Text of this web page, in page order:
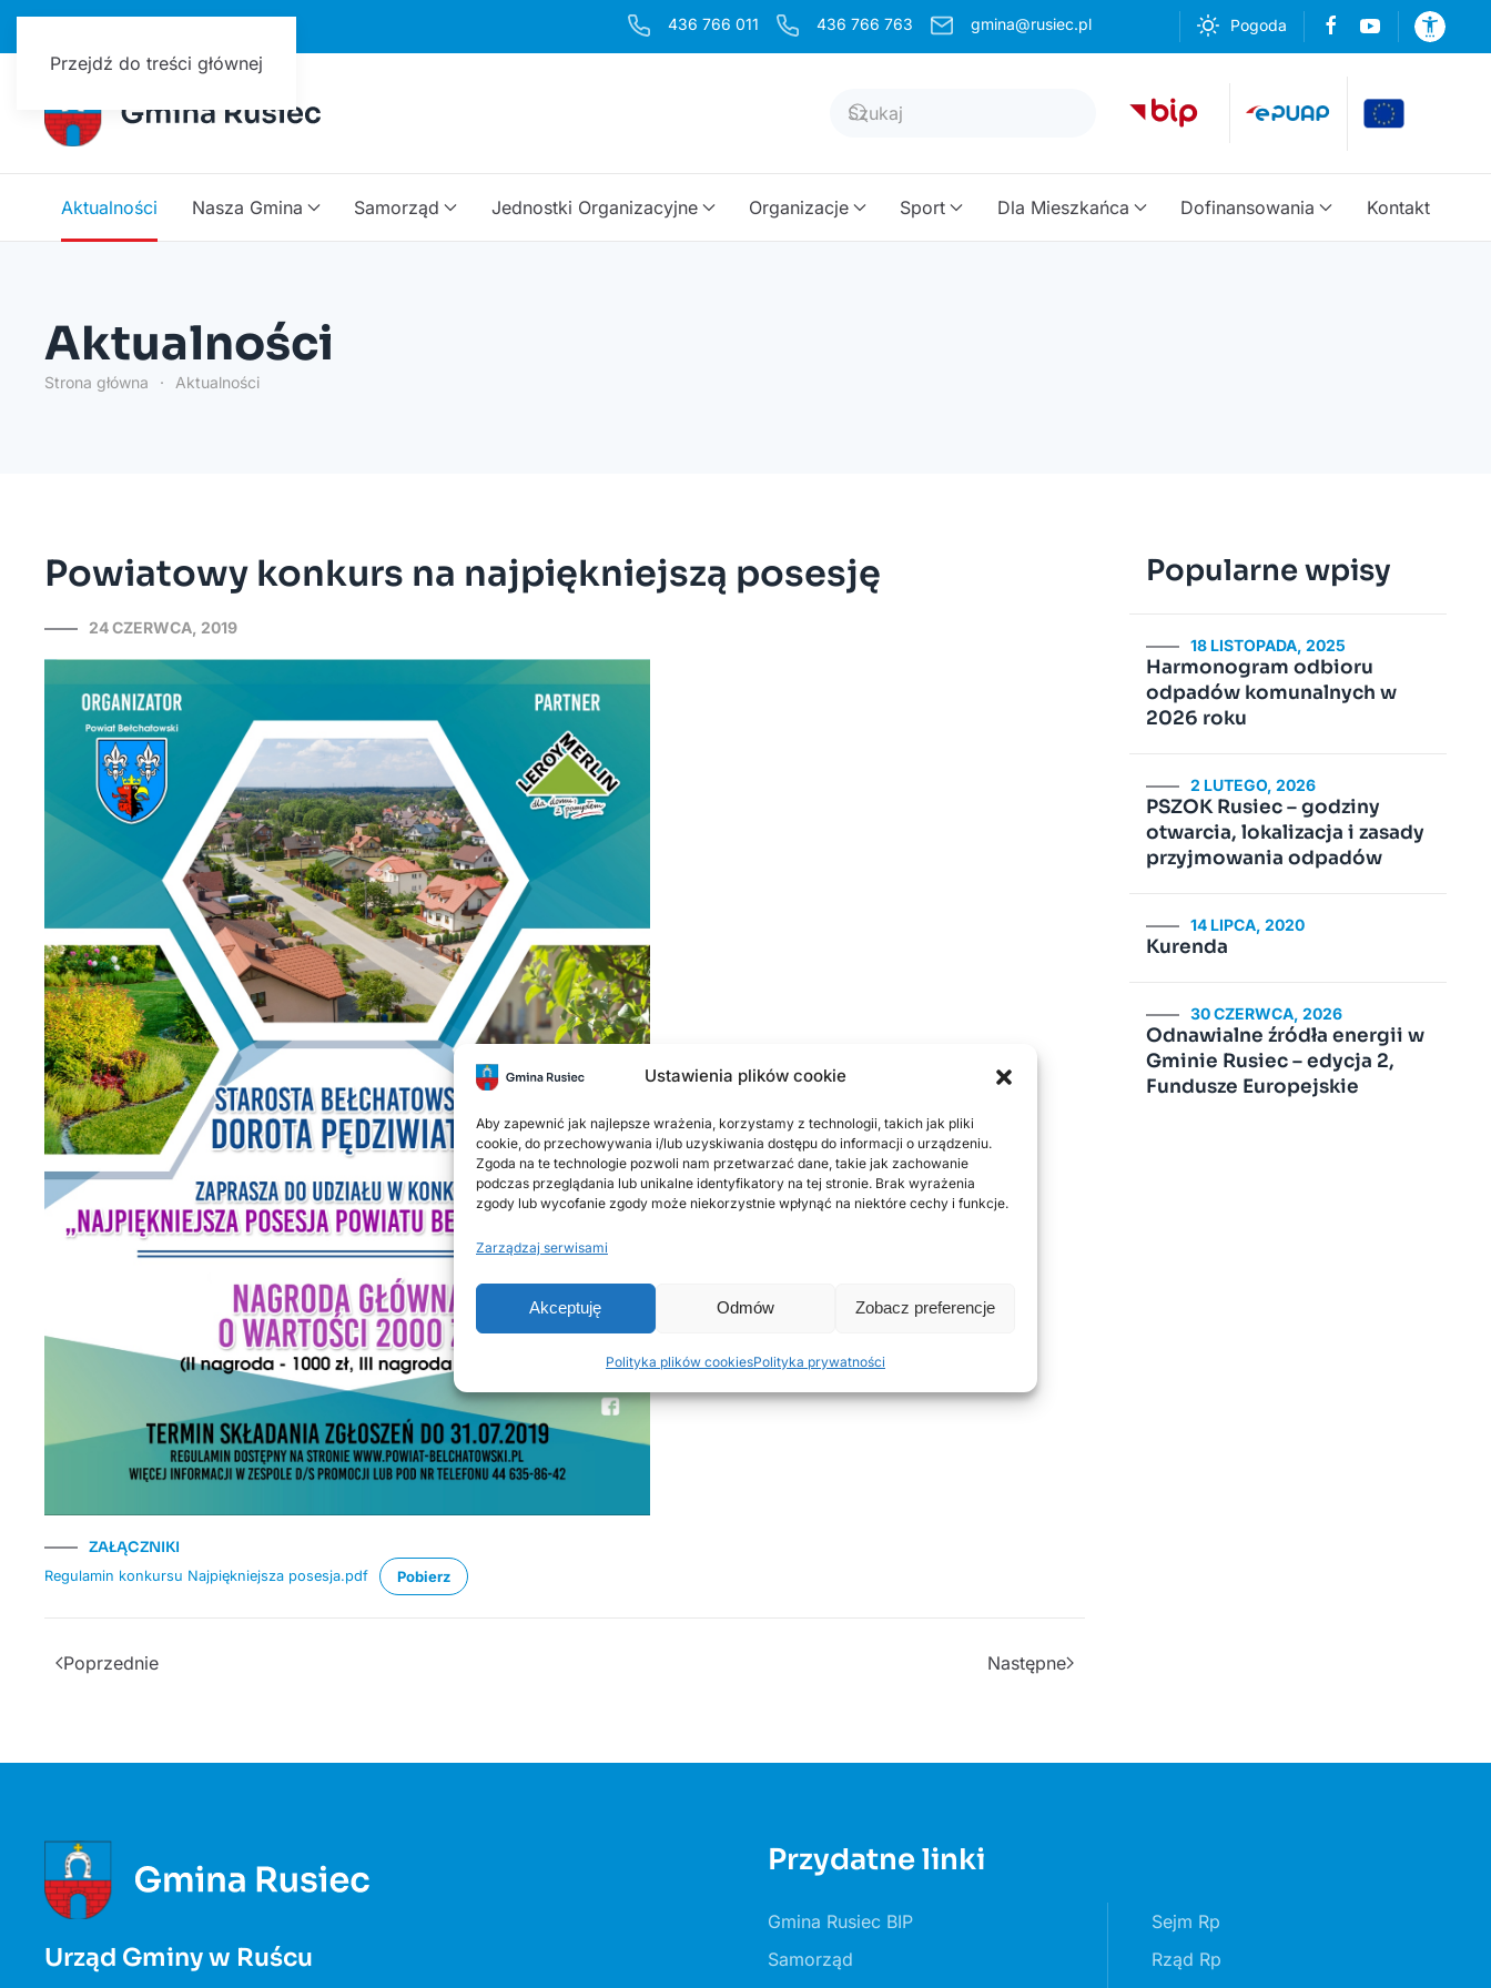
Ustawienia plików cookie
Aby zapewnić jak najlepsze wrażenia, korzystamy z technologii, takich jak pliki
cookie, do przechowywania i/lub uzyskiwania dostępu do informacji o urządzeniu.
Zgoda na te technologie pozwoli nam przetwarzać dane, takie jak zachowanie
podczas przeglądania lub unikalne identyfikatory na tej stronie. Brak wyrażenia
zgody lub wycofanie zgody może niekorzystnie wpłynąć na niektóre cechy i funkcje.
Zarządzaj serwisami
Akceptuję Odmów Zobacz preferencje
Polityka plików cookiesPolityka prywatności
Przejdź do treści głównej
436 766 011 436 766 763 gmina@rusiec.pl Pogoda
Aktualności Nasza Gmina Samorząd Jednostki Organizacyjne Organizacje Sport Dla Mieszkańca Dofinansowania Kontakt
Aktualności
Strona główna Aktualności
Powiatowy konkurs na najpiękniejszą posesję
24 CZERWCA, 2019
ZAŁĄCZNIKI
Regulamin konkursu Najpiękniejsza posesja.pdf Pobierz
Poprzednie Następne
Popularne wpisy
18 LISTOPADA, 2025
Harmonogram odbioru
odpadów komunalnych w
2026 roku
2 LUTEGO, 2026
PSZOK Rusiec – godziny
otwarcia, lokalizacja i zasady
przyjmowania odpadów
14 LIPCA, 2020
Kurenda
30 CZERWCA, 2026
Odnawialne źródła energii w
Gminie Rusiec – edycja 2,
Fundusze Europejskie
Urząd Gminy w Ruścu
Przydatne linki
Gmina Rusiec BIP
Samorząd
Sejm Rp
Rząd Rp